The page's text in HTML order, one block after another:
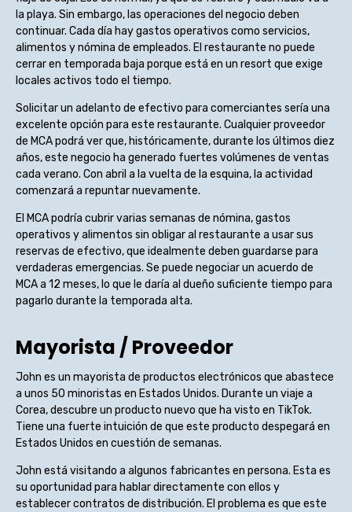
la playa. Sin embargo, las operaciones del negocio deben
continuar. Cada día hay gastos operativos como servicios,
alimentos y nómina de empleados. El restaurante no puede
cerrar en temporada baja porque está en un resort que exige
locales activos todo el tiempo.
Solicitar un adelanto de efectivo para comerciantes sería una
excelente opción para este restaurante. Cualquier proveedor
de MCA podrá ver que, históricamente, durante los últimos diez
años, este negocio ha generado fuertes volúmenes de ventas
cada verano. Con abril a la vuelta de la esquina, la actividad
comenzará a repuntar nuevamente.
El MCA podría cubrir varias semanas de nómina, gastos
operativos y alimentos sin obligar al restaurante a usar sus
reservas de efectivo, que idealmente deben guardarse para
verdaderas emergencias. Se puede negociar un acuerdo de
MCA a 12 meses, lo que le daría al dueño suficiente tiempo para
pagarlo durante la temporada alta.
Mayorista / Proveedor
John es un mayorista de productos electrónicos que abastece
a unos 50 minoristas en Estados Unidos. Durante un viaje a
Corea, descubre un producto nuevo que ha visto en TikTok.
Tiene una fuerte intuición de que este producto despegará en
Estados Unidos en cuestión de semanas.
John está visitando a algunos fabricantes en persona. Esta es
su oportunidad para hablar directamente con ellos y
establecer contratos de distribución. El problema es que este